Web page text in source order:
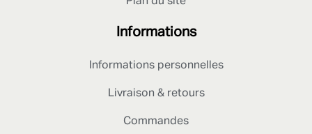
Informations
Informations personnelles
Livraison & retours
Commandes